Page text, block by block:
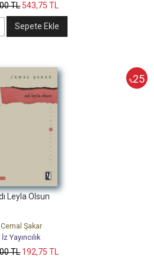
TL 543,75 TL
Sepete Ekle
%25
Leyla Olsun
Cemal Şakar
İz Yayıncılık
TL 192,75 TL